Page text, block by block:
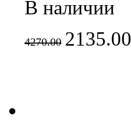
В наличии
4270.00 2135.00